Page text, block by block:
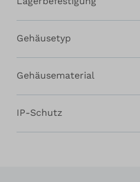
Gehäusetyp
Gehäusematerial
IP-Schutz